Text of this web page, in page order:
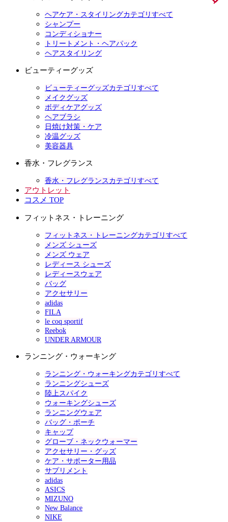
ヘアケア・スタイリングカテゴリすべて
シャンプー
コンディショナー
トリートメント・ヘアパック
ヘアスタイリング
ビューティーグッズ
ビューティーグッズカテゴリすべて
メイクグッズ
ボディケアグッズ
ヘアブラシ
日焼け対策・ケア
冷温グッズ
美容器具
香水・フレグランス
香水・フレグランスカテゴリすべて
アウトレット
コスメ TOP
フィットネス・トレーニング
フィットネス・トレーニングカテゴリすべて
メンズ シューズ
メンズ ウェア
レディース シューズ
レディースウェア
バッグ
アクセサリー
adidas
FILA
le coq sportif
Reebok
UNDER ARMOUR
ランニング・ウォーキング
ランニング・ウォーキングカテゴリすべて
ランニングシューズ
陸上スパイク
ウォーキングシューズ
ランニングウェア
バッグ・ポーチ
キャップ
グローブ・ネックウォーマー
アクセサリー・グッズ
ケア・サポーター用品
サプリメント
adidas
ASICS
MIZUNO
New Balance
NIKE